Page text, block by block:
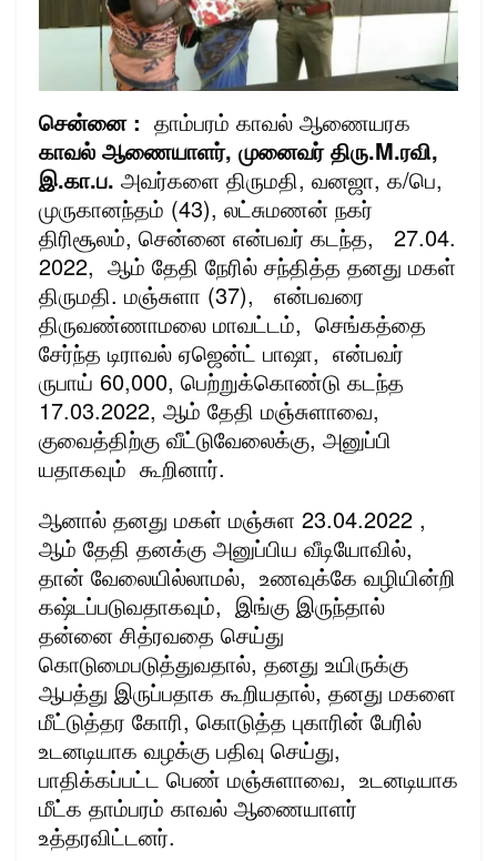
சென்னை : தாம்பரம் காவல் ஆணையரக
காவல் ஆணையாளர், முனைவர் திரு.M.ரவி,
இ.கா.ப. அவர்களை திருமதி, வனஜா, க/பெ,
முருகானந்தம் (43), லட்சுமணன் நகர்
திரிசூலம், சென்னை என்பவர் கடந்த, 27.04.
2022, ஆம் தேதி நேரில் சந்தித்த தனது மகள்
திருமதி. மஞ்சுளா (37), என்பவரை
திருவண்ணாமலை மாவட்டம், செங்கத்தை
சேர்ந்த டிராவல் ஏஜென்ட் பாஷா, என்பவர்
ருபாய் 60,000, பெற்றுக்கொண்டு கடந்த
17.03.2022, ஆம் தேதி மஞ்சுளாவை,
குவைத்திற்கு வீட்டுவேலைக்கு, அனுப்பி
யதாகவும் கூறினார்.
ஆனால் தனது மகள் மஞ்சுள 23.04.2022 ,
ஆம் தேதி தனக்கு அனுப்பிய வீடியோவில்,
தான் வேலையில்லாமல், உணவுக்கே வழியின்றி
கஷ்டப்படுவதாகவும், இங்கு இருந்தால்
தன்னை சித்ரவதை செய்து
கொடுமைபடுத்துவதால், தனது உயிருக்கு
ஆபத்து இருப்பதாக கூறியதால், தனது மகளை
மீட்டுத்தர கோரி, கொடுத்த புகாரின் பேரில்
உடனடியாக வழக்கு பதிவு செய்து,
பாதிக்கப்பட்ட பெண் மஞ்சுளாவை, உடனடியாக
மீட்க தாம்பரம் காவல் ஆணையாளர்
உத்தரவிட்டனர்.